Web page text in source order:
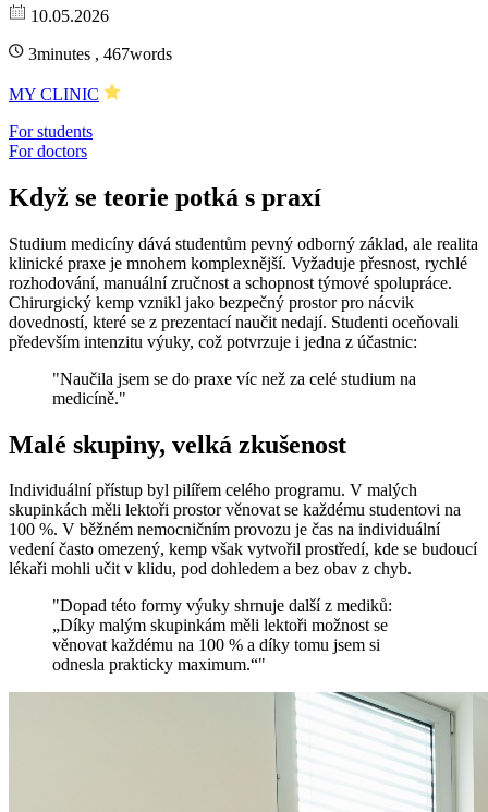
10.05.2026
3minutes , 467words
MY CLINIC
For students
For doctors
Když se teorie potká s praxí
Studium medicíny dává studentům pevný odborný základ, ale realita
klinické praxe je mnohem komplexnější. Vyžaduje přesnost, rychlé
rozhodování, manuální zručnost a schopnost týmové spolupráce.
Chirurgický kemp vznikl jako bezpečný prostor pro nácvik
dovedností, které se z prezentací naučit nedají. Studenti oceňovali
především intenzitu výuky, což potvrzuje i jedna z účastnic:
"Naučila jsem se do praxe víc než za celé studium na
medicíně."
Malé skupiny, velká zkušenost
Individuální přístup byl pilířem celého programu. V malých
skupinkách měli lektoři prostor věnovat se každému studentovi na
100 %. V běžném nemocničním provozu je čas na individuální
vedení často omezený, kemp však vytvořil prostředí, kde se budoucí
lékaři mohli učit v klidu, pod dohledem a bez obav z chyb.
"Dopad této formy výuky shrnuje další z mediků:
„Díky malým skupinkám měli lektoři možnost se
věnovat každému na 100 % a díky tomu jsem si
odnesla prakticky maximum.“"